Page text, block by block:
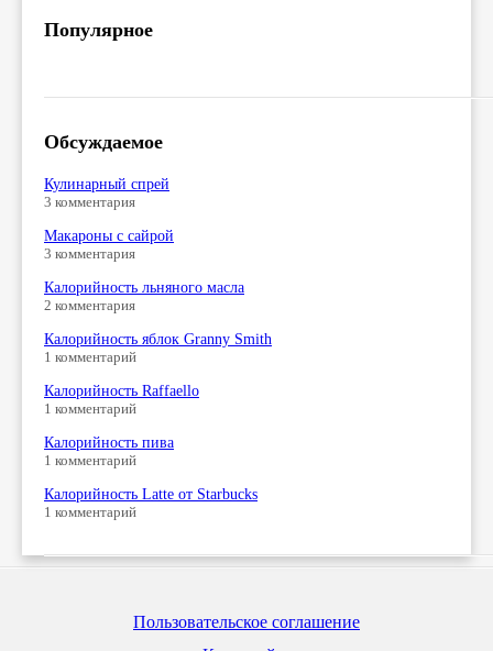
Популярное
Обсуждаемое
Кулинарный спрей
3 комментария
Макароны с сайрой
3 комментария
Калорийность льняного масла
2 комментария
Калорийность яблок Granny Smith
1 комментарий
Калорийность Raffaello
1 комментарий
Калорийность пива
1 комментарий
Калорийность Latte от Starbucks
1 комментарий
Пользовательское соглашение